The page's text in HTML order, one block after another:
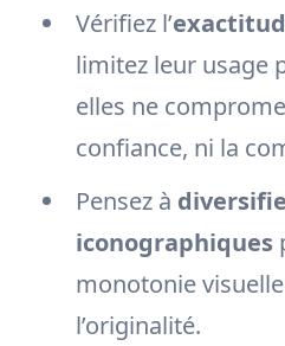
Vérifiez l’
limitez leur usage
elles ne
confiance, ni la
Pensez à
iconographiques
monotonie
l’originalité.